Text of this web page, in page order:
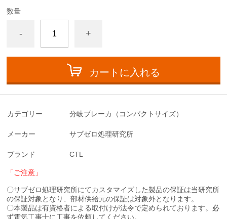
数量
- +
カートに入れる
カテゴリー 分岐ブレーカ（コンパクトサイズ）
メーカー サブゼロ処理研究所
ブランド CTL
「ご注意」
〇サブゼロ処理研究所にてカスタマイズした製品の保証は当研究所
の保証対象となり、部材供給元の保証は対象外となります。
〇本製品は有資格者による取付けが法令で定められております。必
ず電気工事士に工事を依頼してください。